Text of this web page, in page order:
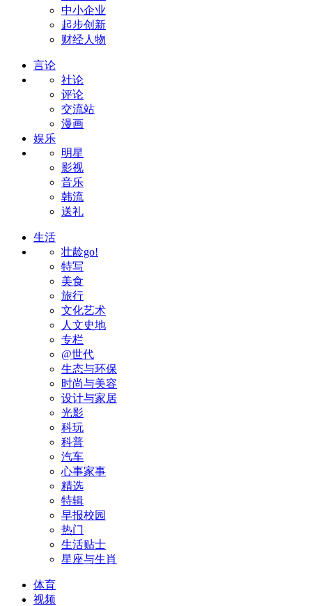
中小企业
起步创新
财经人物
言论
社论
评论
交流站
漫画
娱乐
明星
影视
音乐
韩流
送礼
生活
壮龄go!
特写
美食
旅行
文化艺术
人文史地
专栏
@世代
生态与环保
时尚与美容
设计与家居
光影
科玩
科普
汽车
心事家事
精选
特辑
早报校园
热门
生活贴士
星座与生肖
体育
视频